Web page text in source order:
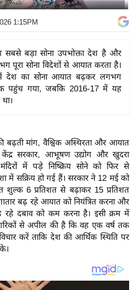
1:15PM
सबसे बड़ा सोना उपभोक्ता देश है और
पूरा सोना विदेशों से आयात करता है।
में देश का सोना आयात बढ़कर लगभग
पहुंच गया, जबकि 2016-17 में यह
बढ़ती मांग, वैश्विक अस्थिरता और आयात
सरकार, आभूषण उद्योग और खुदरा
में पड़े निष्क्रिय सोने को फिर से
में सक्रिय हो गई हैं। सरकार ने 12 मई को
शुल्क 6 प्रतिशत से बढ़ाकर 15 प्रतिशत
बढ़ रहे आयात को नियंत्रित करना और
रहे दबाव को कम करना है। इसी क्रम में
नागरिकों से अपील की है कि वह एक वर्ष तक
करें ताकि देश की आर्थिक स्थिति पर